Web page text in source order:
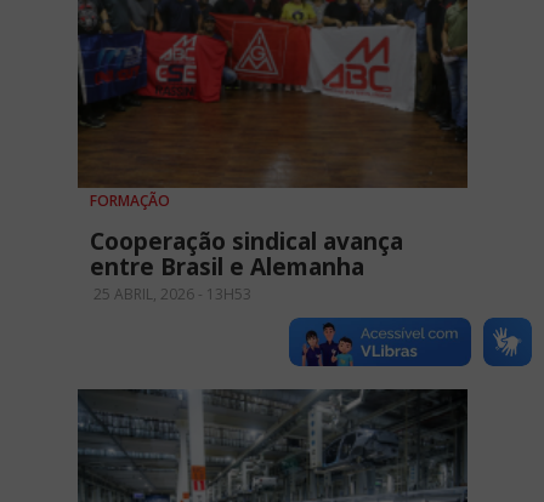
FORMAÇÃO
Cooperação sindical avança
entre Brasil e Alemanha
25 ABRIL, 2026 - 13H53